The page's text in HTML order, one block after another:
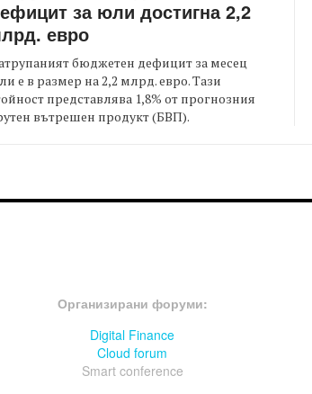
за юли достигна 2,2
евро
бюджетен дефицит за месец
е в размер на 2,2 млрд. евро. Тази
представлява 1,8% от прогнозния
вътрешен продукт (БВП).
Организирани форуми:
Digital Finance
Cloud forum
Smart conference